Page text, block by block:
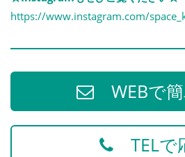
https://www.instagram.com/
WEBで簡
TELで